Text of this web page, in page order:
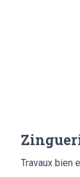
Travaux bien